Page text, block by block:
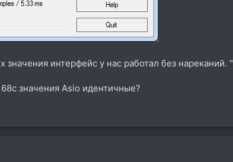
значения интерфейс у нас работал без нареканий. "
значения Asio идентичные?